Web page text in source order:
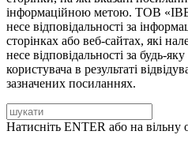
інформаційною метою. ТОВ
несе відповідальності за
сторінках або веб-сайтах, які
несе відповідальності за будь-
користувача в результаті
зазначених посиланнях.
Натисніть ENTER або на вільну